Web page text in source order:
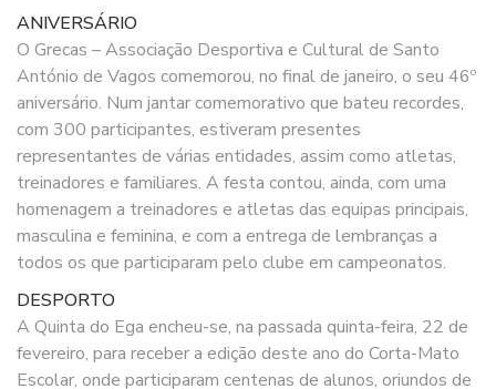
ANIVERSÁRIO
O Grecas – Associação Desportiva e Cultural de Santo
António de Vagos comemorou, no final de janeiro, o seu 46º
aniversário. Num jantar comemorativo que bateu recordes,
com 300 participantes, estiveram presentes
representantes de várias entidades, assim como atletas,
treinadores e familiares. A festa contou, ainda, com uma
homenagem a treinadores e atletas das equipas principais,
masculina e feminina, e com a entrega de lembranças a
todos os que participaram pelo clube em campeonatos.
DESPORTO
A Quinta do Ega encheu-se, na passada quinta-feira, 22 de
fevereiro, para receber a edição deste ano do Corta-Mato
Escolar, onde participaram centenas de alunos, oriundos de